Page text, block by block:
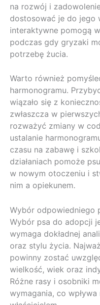
na rozwój i
dostosować je do jego
interaktywne pomogą
podczas gdy gryzaki
potrzebę żucia.
Warto również
harmonogramu.
wiązało się z
zwłaszcza w
rozważyć zmiany w
ustalanie
czasu na zabawę i
działaniach pomoże
w nowym otoczeniu i
nim a opiekunem.
Wybór odpowiedniego
Wybór psa do adopcji
wymaga dokładnej
oraz stylu życia.
powinny zostać
wielkość, wiek oraz
Różne rasy i osobniki
wymagania, co wpływa